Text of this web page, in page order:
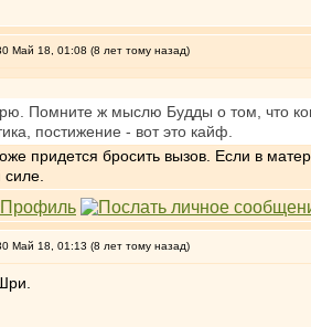
Май 18, 01:08 (8 лет тому назад)
Помните ж мыслю Будды о том, что
постижение - вот это кайф.
придется бросить вызов. Если в
Май 18, 01:13 (8 лет тому назад)